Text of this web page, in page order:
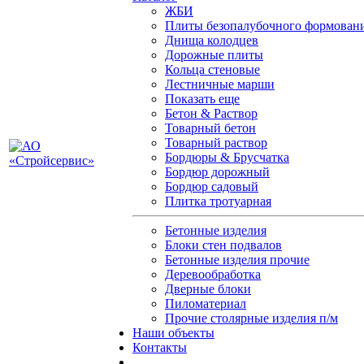
ЖБИ
Плиты безопалубочного
Днища колодцев
Дорожные плиты
Кольца стеновые
Лестничные марши
Показать еще
Бетон & Раствор
Товарный бетон
Товарный раствор
Бордюры & Брусчатка
Бордюр дорожный
Бордюр садовый
Плитка тротуарная
Бетонные изделия
Блоки стен подвалов
Бетонные изделия прочие
Деревообработка
Дверные блоки
Пиломатериал
Прочие столярные изделия п/м
Наши объекты
Контакты